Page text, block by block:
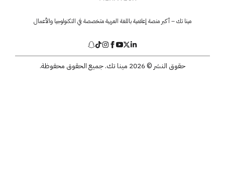
مينا تك – أكبر منصة إعلامية باللغة العربية متخصصة في التكنولوجيا والأعمال
حقوق النشر © 2026 مينا تك. جميع الحقوق محفوظة.